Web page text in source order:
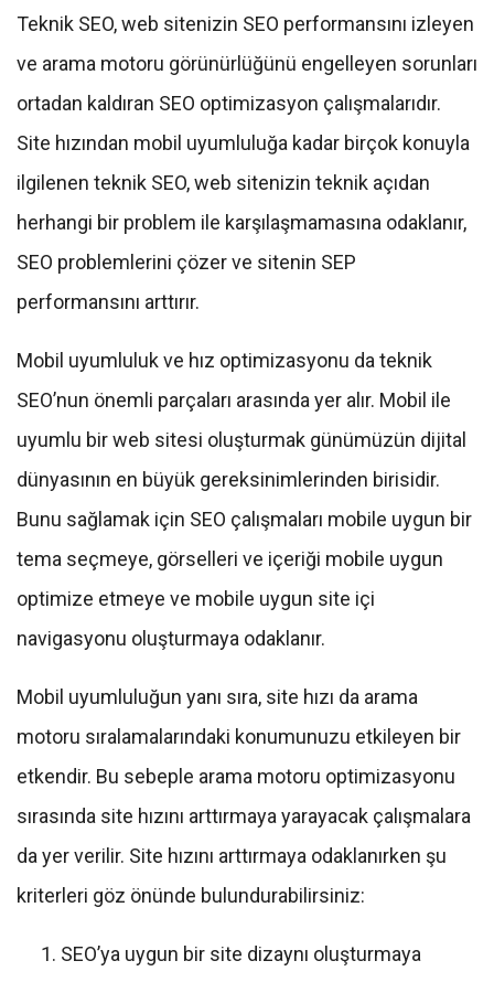
Teknik SEO, web sitenizin SEO performansını izleyen
ve arama motoru görünürlüğünü engelleyen sorunları
ortadan kaldıran SEO optimizasyon çalışmalarıdır.
Site hızından mobil uyumluluğa kadar birçok konuyla
ilgilenen teknik SEO, web sitenizin teknik açıdan
herhangi bir problem ile karşılaşmamasına odaklanır,
SEO problemlerini çözer ve sitenin SEP
performansını arttırır.
Mobil uyumluluk ve hız optimizasyonu da teknik
SEO’nun önemli parçaları arasında yer alır. Mobil ile
uyumlu bir web sitesi oluşturmak günümüzün dijital
dünyasının en büyük gereksinimlerinden birisidir.
Bunu sağlamak için SEO çalışmaları mobile uygun bir
tema seçmeye, görselleri ve içeriği mobile uygun
optimize etmeye ve mobile uygun site içi
navigasyonu oluşturmaya odaklanır.
Mobil uyumluluğun yanı sıra, site hızı da arama
motoru sıralamalarındaki konumunuzu etkileyen bir
etkendir. Bu sebeple arama motoru optimizasyonu
sırasında site hızını arttırmaya yarayacak çalışmalara
da yer verilir. Site hızını arttırmaya odaklanırken şu
kriterleri göz önünde bulundurabilirsiniz:
SEO’ya uygun bir site dizaynı oluşturmaya